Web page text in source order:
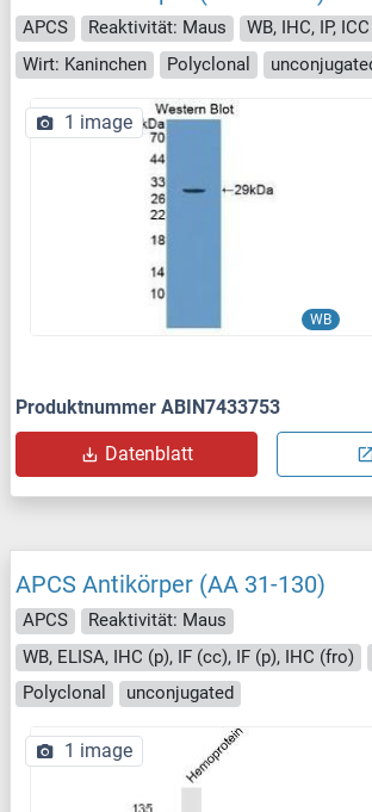
APCS Reaktivität: Maus
WB, IHC, IP, ICC
Wirt: Kaninchen
Polyclonal
WB
1 image
Produktnummer ABIN7433753
Datenblatt
APCS Antikörper (AA 31-130)
APCS
Reaktivität: Maus
WB, ELISA, IHC (p), IF (cc), IF (p), IHC (fro)
Polyclonal
unconjugated
1 image